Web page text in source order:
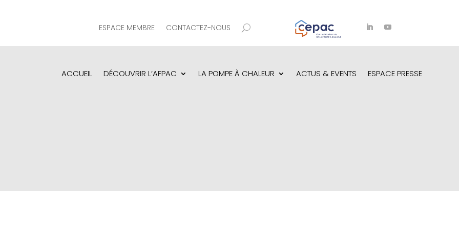
ESPACE MEMBRE CONTACTEZ-NOUS
ACCUEIL DÉCOUVRIR L’AFPAC LA POMPE À CHALEUR ACTUS & EVENTS ESPACE PRESSE